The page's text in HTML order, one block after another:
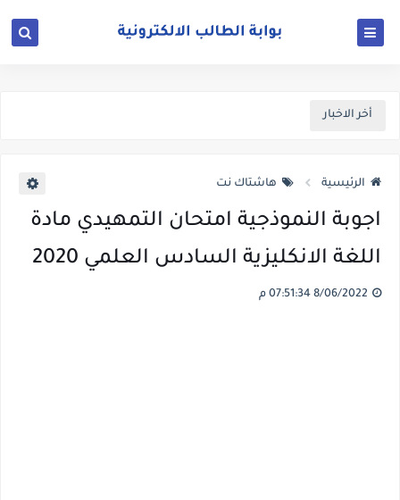
أخر الاخبار
الرئيسية هاشتاك نت
اجوبة النموذجية امتحان التمهيدي مادة
اللغة الانكليزية السادس العلمي 2020